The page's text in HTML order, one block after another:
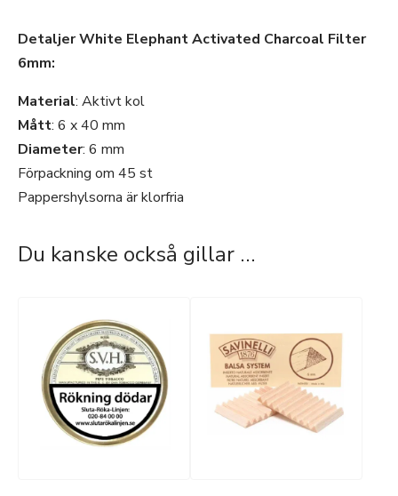
Detaljer White Elephant Activated Charcoal Filter
6mm:
Material: Aktivt kol
Mått: 6 x 40 mm
Diameter: 6 mm
Förpackning om 45 st
Pappershylsorna är klorfria
Du kanske också gillar …